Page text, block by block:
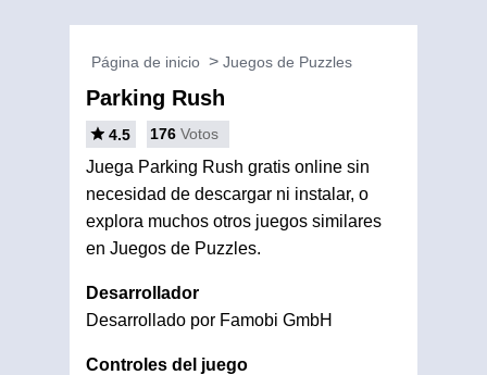
Página de inicio Juegos de Puzzles
Parking Rush
4.5 176 Votos
Juega Parking Rush gratis online sin
necesidad de descargar ni instalar, o
explora muchos otros juegos similares
en Juegos de Puzzles.
Desarrollador
Desarrollado por Famobi GmbH
Controles del juego